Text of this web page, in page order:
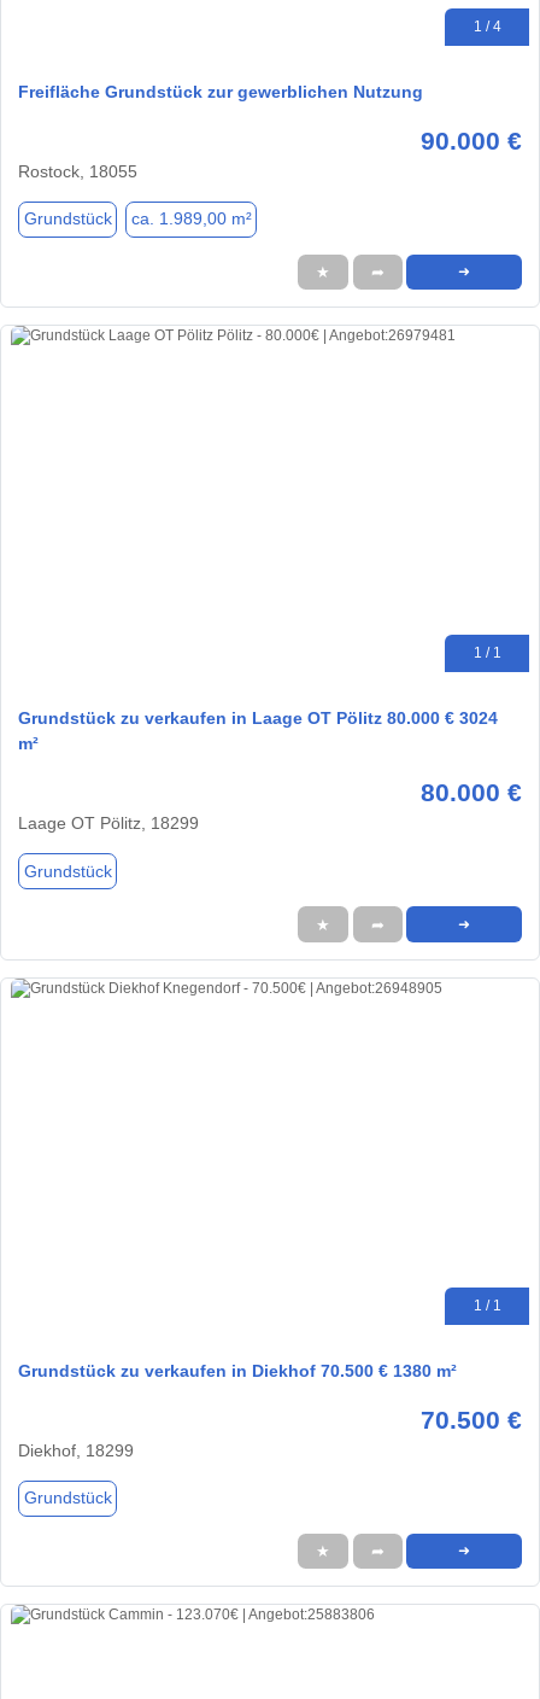
1 / 4
Freifläche Grundstück zur gewerblichen Nutzung
90.000 €
Rostock, 18055
Grundstück ca. 1.989,00 m²
★ ➦ ➜
1 / 1
Grundstück zu verkaufen in Laage OT Pölitz 80.000 € 3024
m²
80.000 €
Laage OT Pölitz, 18299
Grundstück
★ ➦ ➜
1 / 1
Grundstück zu verkaufen in Diekhof 70.500 € 1380 m²
70.500 €
Diekhof, 18299
Grundstück
★ ➦ ➜